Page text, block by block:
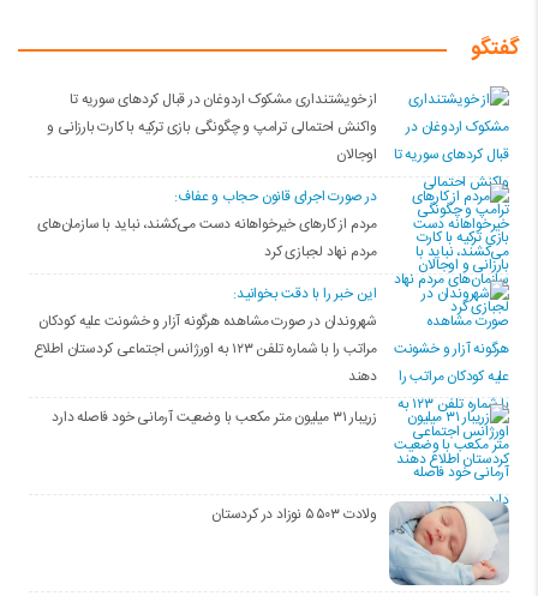
گفتگو
از خویشتنداری مشکوک اردوغان در قبال کردهای سوریه تا
واکنش احتمالی ترامپ و چگونگی بازی ترکیه با کارت بارزانی و
اوجالان
در صورت اجرای قانون حجاب و عفاف:
مردم از کارهای خیرخواهانه دست می‌کشند، نباید با سازمان‌های
مردم نهاد لجبازی کرد
این خبر را با دقت بخوانید:
شهروندان در صورت مشاهده هرگونه آزار و خشونت علیه کودکان
مراتب را با شماره تلفن ۱۲۳ به اورژانس اجتماعی کردستان اطلاع
دهند
زریبار ۳۱ میلیون متر مکعب با وضعیت آرمانی خود فاصله دارد
ولادت ۵۵۰۳ نوزاد در کردستان